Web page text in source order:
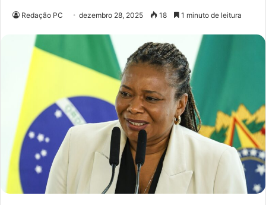
Redação PC dezembro 28, 2025 18 1 minuto de leitura